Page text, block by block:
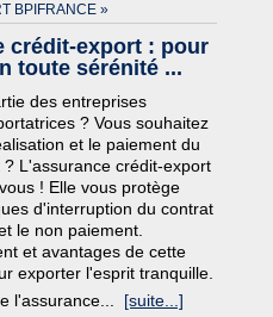
BPIFRANCE »
crédit-export : pour
toute sérénité ...
des entreprises
? Vous souhaitez
et le paiement du
L'assurance crédit-export
! Elle vous protège
d'interruption du contrat
le non paiement.
et avantages de cette
exporter l'esprit tranquille.
l'assurance... [suite...]